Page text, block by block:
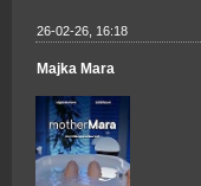
26-02-26, 16:18
Majka Mara